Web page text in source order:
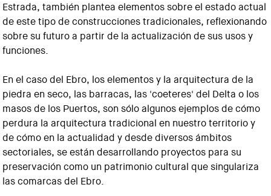
Estrada, también plantea elementos sobre el estado actual
de este tipo de construcciones tradicionales, reflexionando
sobre su futuro a partir de la actualización de sus usos y
funciones.
En el caso del Ebro, los elementos y la arquitectura de la
piedra en seco, las barracas, las 'coeteres' del Delta o los
masos de los Puertos, son sólo algunos ejemplos de cómo
perdura la arquitectura tradicional en nuestro territorio y
de cómo en la actualidad y desde diversos ámbitos
sectoriales, se están desarrollando proyectos para su
preservación como un patrimonio cultural que singulariza
las comarcas del Ebro.